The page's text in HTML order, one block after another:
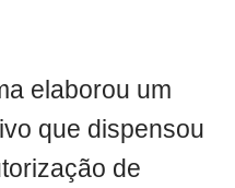
elaborou um
que dispensou
de